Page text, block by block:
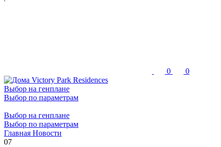
0 0
Выбор на генплане
Выбор по параметрам
Выбор на генплане
Выбор по параметрам
Главная Новости
07